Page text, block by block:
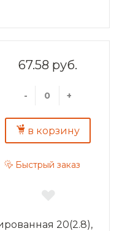
67.58 руб.
- +
в корзину
Быстрый заказ
20(2.8),